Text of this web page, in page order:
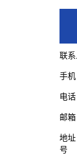
联
手
电
邮
地
号